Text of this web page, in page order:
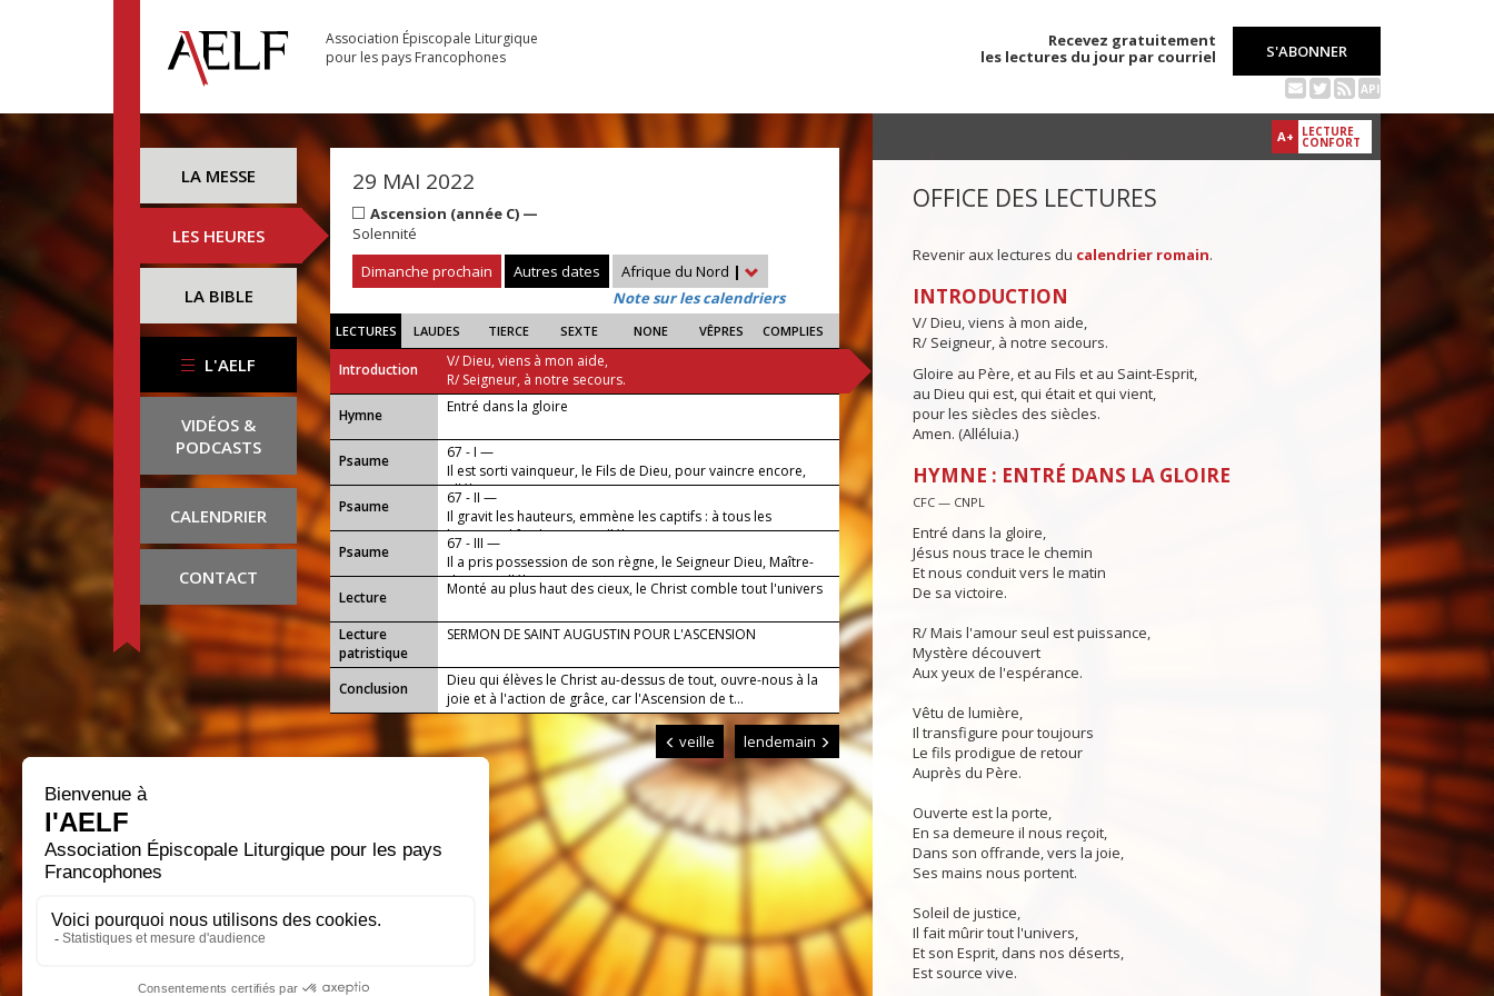
Association Épiscopale Liturgique
pour les pays Francophones
Recevez gratuitement
les lectures du jour par courriel
S'ABONNER
API
LA MESSE
LES HEURES
LA BIBLE
L'AELF
VIDÉOS &
PODCASTS
CALENDRIER
CONTACT
29 MAI 2022
Ascension (année C) —
Solennité
Dimanche prochain
Autres dates Afrique du Nord |
Note sur les calendriers
LECTURES LAUDES TIERCE SEXTE NONE VÊPRES COMPLIES
Introduction
V/ Dieu, viens à mon aide,
R/ Seigneur, à notre secours.
...
Hymne Entré dans la gloire
Psaume
67 - I —
Il est sorti vainqueur, le Fils de Dieu, pour vaincre encore,
alléluia.
Psaume
67 - II —
Il gravit les hauteurs, emmène les captifs : à tous les
hommes il fait largesse, alléluia.
Psaume
67 - III —
Il a pris possession de son règne, le Seigneur Dieu, Maître-
de-tout, alléluia.
Lecture
Monté au plus haut des cieux, le Christ comble tout l'univers
Lecture
patristique
SERMON DE SAINT AUGUSTIN POUR L'ASCENSION
Conclusion
Dieu qui élèves le Christ au-dessus de tout, ouvre-nous à la
joie et à l'action de grâce, car l'Ascension de t...
veille lendemain
A+ LECTURE
CONFORT
OFFICE DES LECTURES
Revenir aux lectures du calendrier romain.
INTRODUCTION
V/ Dieu, viens à mon aide,
R/ Seigneur, à notre secours.
Gloire au Père, et au Fils et au Saint-Esprit,
au Dieu qui est, qui était et qui vient,
pour les siècles des siècles.
Amen. (Alléluia.)
HYMNE : ENTRÉ DANS LA GLOIRE
CFC — CNPL
Entré dans la gloire,
Jésus nous trace le chemin
Et nous conduit vers le matin
De sa victoire.
R/ Mais l'amour seul est puissance,
Mystère découvert
Aux yeux de l'espérance.
Vêtu de lumière,
Il transfigure pour toujours
Le fils prodigue de retour
Auprès du Père.
Ouverte est la porte,
En sa demeure il nous reçoit,
Dans son offrande, vers la joie,
Ses mains nous portent.
Soleil de justice,
Il fait mûrir tout l'univers,
Et son Esprit, dans nos déserts,
Est source vive.